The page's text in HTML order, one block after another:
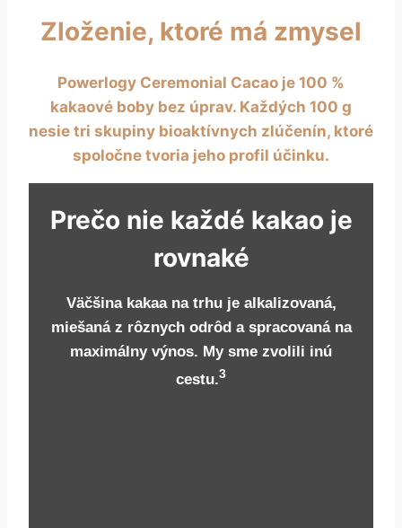
Zloženie, ktoré má zmysel
Powerlogy Ceremonial Cacao je 100 %
kakaové boby bez úprav. Každých 100 g
nesie tri skupiny bioaktívnych zlúčenín, ktoré
spoločne tvoria jeho profil účinku.
Prečo nie každé kakao je
rovnaké
Väčšina kakaa na trhu je alkalizovaná,
miešaná z rôznych odrôd a spracovaná na
maximálny výnos. My sme zvolili inú
cestu.3